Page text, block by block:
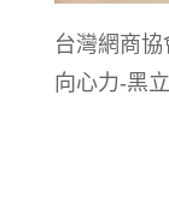
台灣網商
向心力-黑